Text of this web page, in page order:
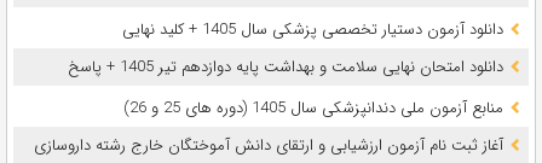
دانلود آزمون دستیار تخصصی پزشکی سال 1405 + کلید نهایی
دانلود امتحان نهایی سلامت و بهداشت پایه دوازدهم تیر 1405 + پاسخ
ﻣﻨﺎﺑﻊ آزﻣﻮن ﻣﻠﯽ دندانپزشکی سال 1405 (دوره های 25 و 26)
آغاز ثبت نام آزمون‌ ارزشیابی و ارتقای دانش آموختگان خارج رشته داروسازی